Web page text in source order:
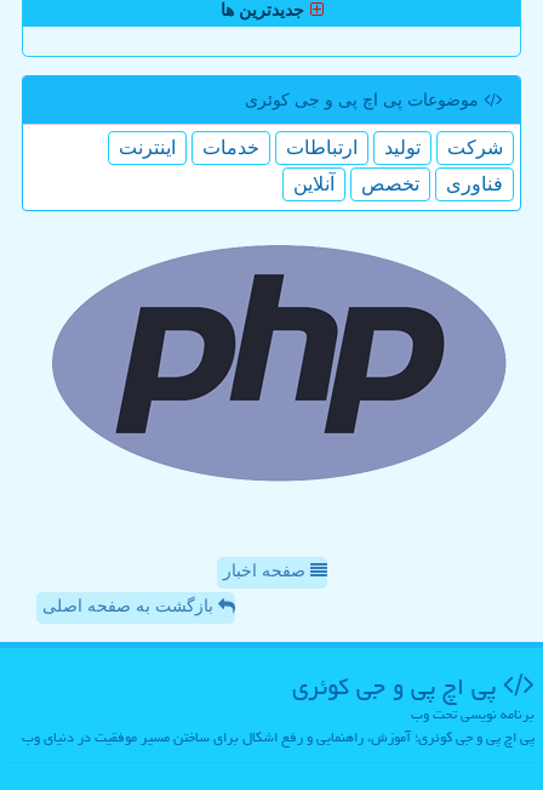
جدیدترین ها
موضوعات پی اچ پی و جی كوئری
شركت تولید ارتباطات خدمات
اینترنت
فناوری
تخصص آنلاین
صفحه اخبار
بازگشت به صفحه اصلی
پی اچ پی و جی كوئری
برنامه نویسی تحت وب
پی اچ پی و جی کوئری؛ آموزش، راهنمایی و رفع اشکال برای ساختن مسیر موفقیت در دنیای وب